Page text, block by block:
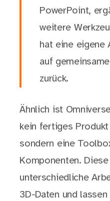
PowerPoint,
weitere
hat eine eigene
auf
zurück.
Ähnlich ist
kein fertiges
sondern eine
Komponenten.
unterschiedliche
3D-Daten und